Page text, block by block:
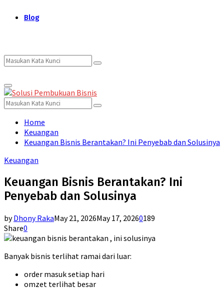
Blog
Search
for:
Search
Primary
Menu
Search
for:
Search
Home
Keuangan
Keuangan Bisnis Berantakan? Ini Penyebab dan Solusinya
Keuangan
Keuangan Bisnis Berantakan? Ini
Penyebab dan Solusinya
byDhony RakaMay 21, 2026May 17, 20260189
Share0
Banyak bisnis terlihat ramai dari luar:
order masuk setiap hari
omzet terlihat besar